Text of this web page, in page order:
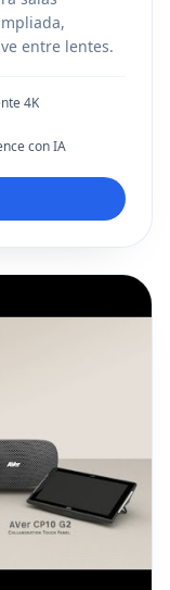
entre lentes.
4K
con IA